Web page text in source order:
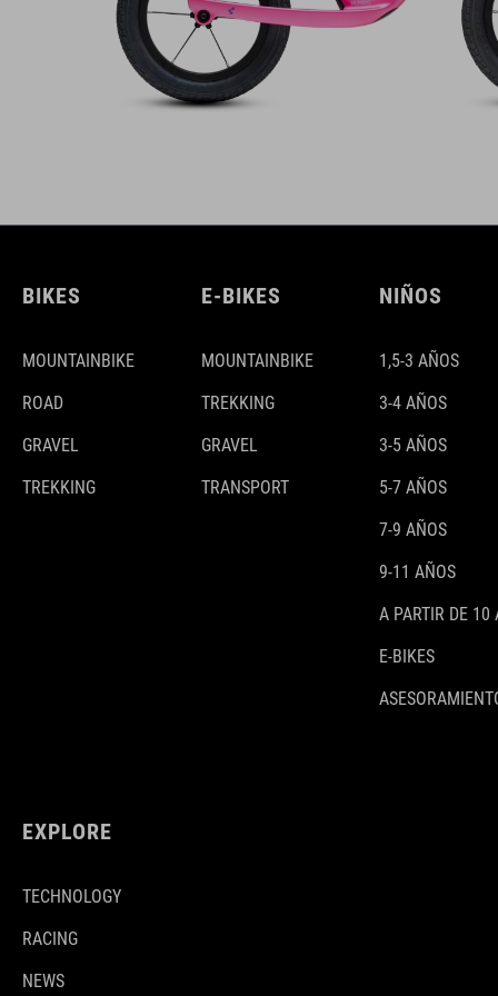
BIKES
MOUNTAINBIKE
ROAD
GRAVEL
TREKKING
E-BIKES
MOUNTAINBIKE
TREKKING
GRAVEL
TRANSPORT
NIÑOS
1,5-3 AÑOS
3-4 AÑOS
3-5 AÑOS
5-7 AÑOS
7-9 AÑOS
9-11 AÑOS
A PARTIR DE 10
E-BIKES
EXPLORE
TECHNOLOGY
RACING
NEWS